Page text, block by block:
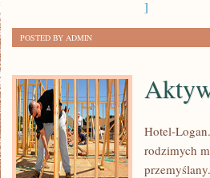
]
POSTED BY ADMIN
Hotel-
rodzimych